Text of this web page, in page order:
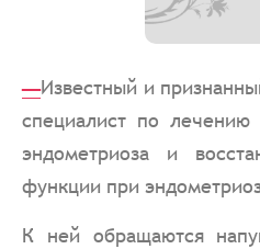
Известный и
специалист по лечению
эндометриоза и
функции при
К ней обращаются